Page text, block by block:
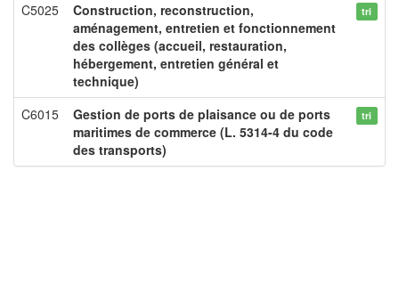
C5025
Construction, reconstruction,
aménagement, entretien et fonctionnement
des collèges (accueil, restauration,
hébergement, entretien général et
technique)
tri
C6015
Gestion de ports de plaisance ou de ports
maritimes de commerce (L. 5314-4 du code
des transports)
tri